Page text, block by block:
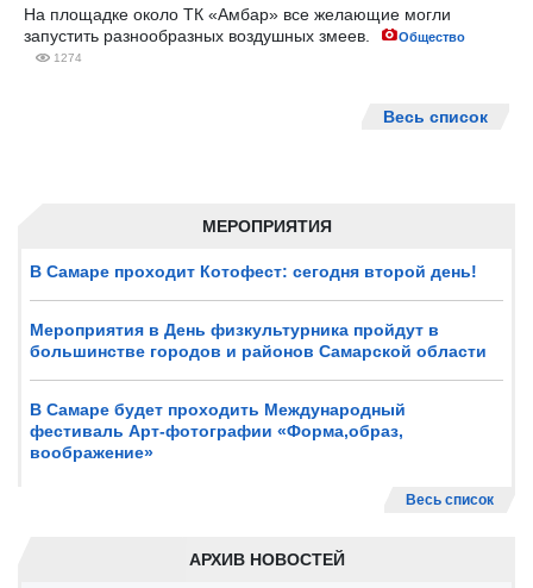
МЕРОПРИЯТИЯ
В Самаре проходит Котофест: сегодня второй день!
Мероприятия в День физкультурника пройдут в
большинстве городов и районов Самарской области
В Самаре будет проходить Международный
фестиваль Арт-фотографии «Форма,образ,
воображение»
Весь список
АРХИВ НОВОСТЕЙ
На площадке около ТК «Амбар» все желающие могли
запустить разнообразных воздушных змеев.
Общество
1274
Весь список